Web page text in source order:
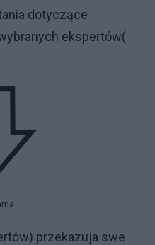
dotyczące
ekspertów(
przekazuja swe